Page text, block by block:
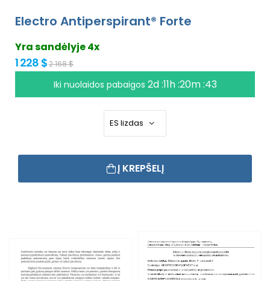
Electro Antiperspirant® Forte
Yra sandėlyje 4x
1 228 $2 168 $
Iki nuolaidos pabaigos 2d :11h :20m :42
Į KREPŠELĮ